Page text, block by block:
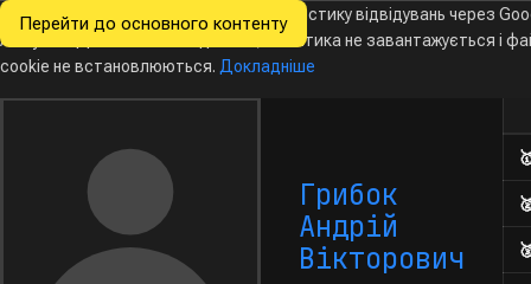
Перейти до основного контенту
Всеукраїнські
з інформатики
НовиниОлімпіадиКалендарБаза даних
Грибок
Андрій
Вікторович
Ми хочемо збирати знеособлену статистику відвідувань через
Analytics. Доки ви не погодитесь, аналітика не завантажується і
cookie не встановлюються. Докладніше